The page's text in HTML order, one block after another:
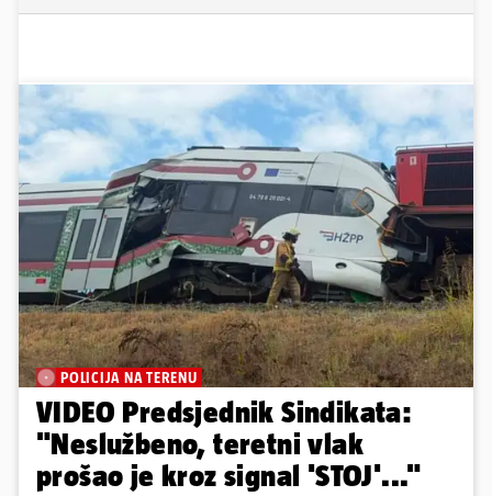
POLICIJA NA TERENU
VIDEO Predsjednik Sindikata:
"Neslužbeno, teretni vlak
prošao je kroz signal 'STOJ'..."